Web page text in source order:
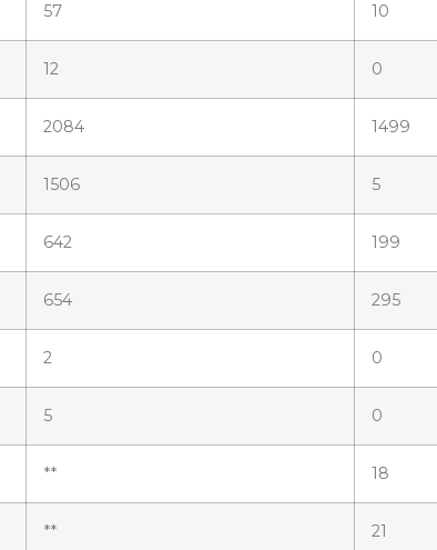
57 10
12 0
2084 1499
1506 5
642 199
654 295
2 0
5 0
** 18
** 21